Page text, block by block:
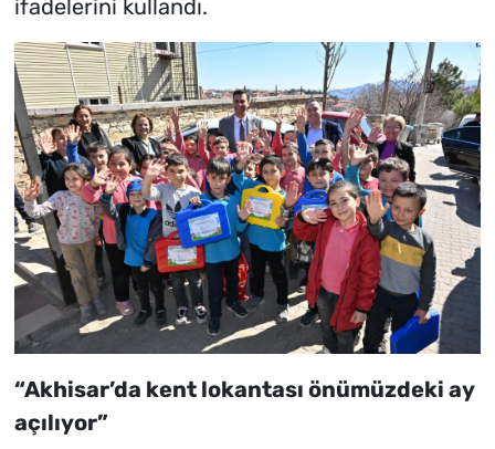
ifadelerini kullandı.
“Akhisar’da kent lokantası önümüzdeki ay
açılıyor”